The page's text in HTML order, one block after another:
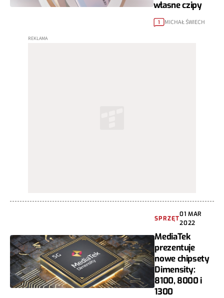
własne czipy
1 MICHAŁ ŚWIECH
SPRZĘT
01 MAR
2022
MediaTek
prezentuje
nowe chipsety
Dimensity:
8100, 8000 i
1300